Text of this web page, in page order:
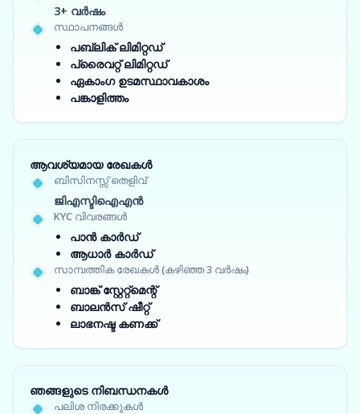
3+ വർഷം
സ്ഥാപനങ്ങൾ
പബ്ലിക് ലിമിറ്റഡ്
പ്രൈവറ്റ് ലിമിറ്റഡ്
ഏകാംഗ ഉടമസ്ഥാവകാശം
പങ്കാളിത്തം
ആവശ്യമായ രേഖകൾ
ബിസിനസ്സ് തെളിവ്
ജിഎസ്ടിഐഎൻ
KYC വിവരങ്ങൾ
പാൻ കാർഡ്
ആധാർ കാർഡ്
സാമ്പത്തിക രേഖകൾ (കഴിഞ്ഞ 3 വർഷം)
ബാങ്ക് സ്റ്റേറ്റ്‌മെന്റ്
ബാലൻസ് ഷീറ്റ്
ലാഭനഷ്ട കണക്ക്
ഞങ്ങളുടെ നിബന്ധനകൾ
പലിശ നിരക്കുകൾ